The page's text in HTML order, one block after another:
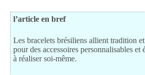
l’article en bref
Les bracelets brésiliens allient tradition
pour des accessoires personnalisables et
à réaliser soi-même.